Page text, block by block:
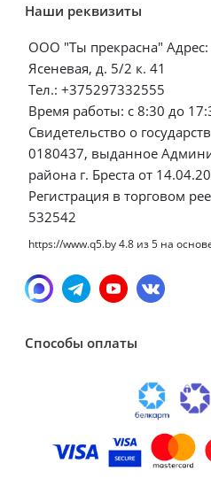
Наши реквизиты
ООО "Ты прекрасна" Адрес:
Ясеневая, д. 5/2 к. 41
Тел.: +375297332555
Время работы: с 8:30 до
Свидетельство о
0180437, выданное
района г. Бреста от
Регистрация в торговом
532542
https://www.q5.by4.8 из5 на
Способы оплаты